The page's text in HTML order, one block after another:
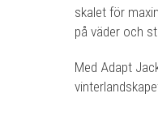
skalet för
på väder och
Med Adapt